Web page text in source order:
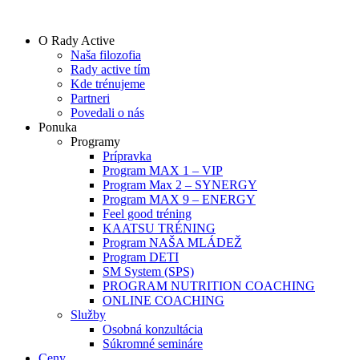
obsah
O Rady Active
Naša filozofia
Rady active tím
Kde trénujeme
Partneri
Povedali o nás
Ponuka
Programy
Prípravka
Program MAX 1 – VIP
Program Max 2 – SYNERGY
Program MAX 9 – ENERGY
Feel good tréning
KAATSU TRÉNING
Program NAŠA MLÁDEŽ
Program DETI
SM System (SPS)
PROGRAM NUTRITION COACHING
ONLINE COACHING
Služby
Osobná konzultácia
Súkromné semináre